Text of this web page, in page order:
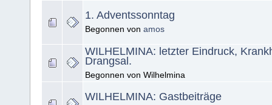
1. Adventssonntag
Begonnen von amos
WILHELMINA: letzter Eindruck,
Drangsal.
Begonnen von Wilhelmina
WILHELMINA: Gastbeiträge